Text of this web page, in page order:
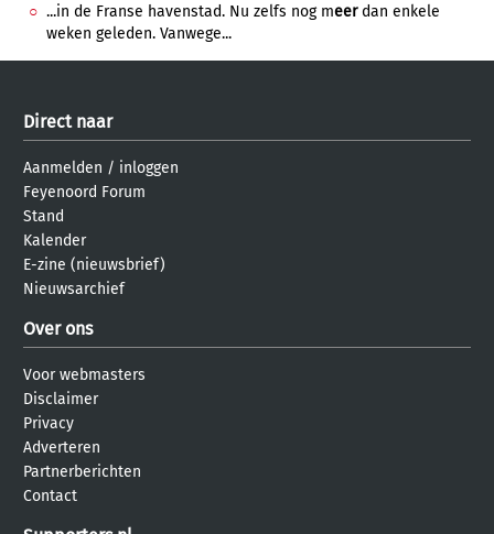
...in de Franse havenstad. Nu zelfs nog meerdan enkele
weken geleden. Vanwege...
Direct naar
Aanmelden / inloggen
Feyenoord Forum
Stand
Kalender
E-zine (nieuwsbrief)
Nieuwsarchief
Over ons
Voor webmasters
Disclaimer
Privacy
Adverteren
Partnerberichten
Contact